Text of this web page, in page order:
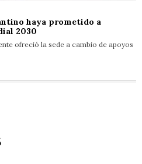
haya prometido a
2030
ofreció la sede a cambio de apoyos